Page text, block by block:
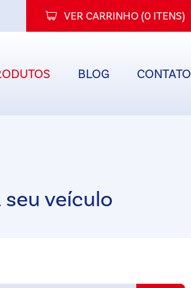
VER CARRINHO (0 ITENS)
BLOG CONTATO
veículo